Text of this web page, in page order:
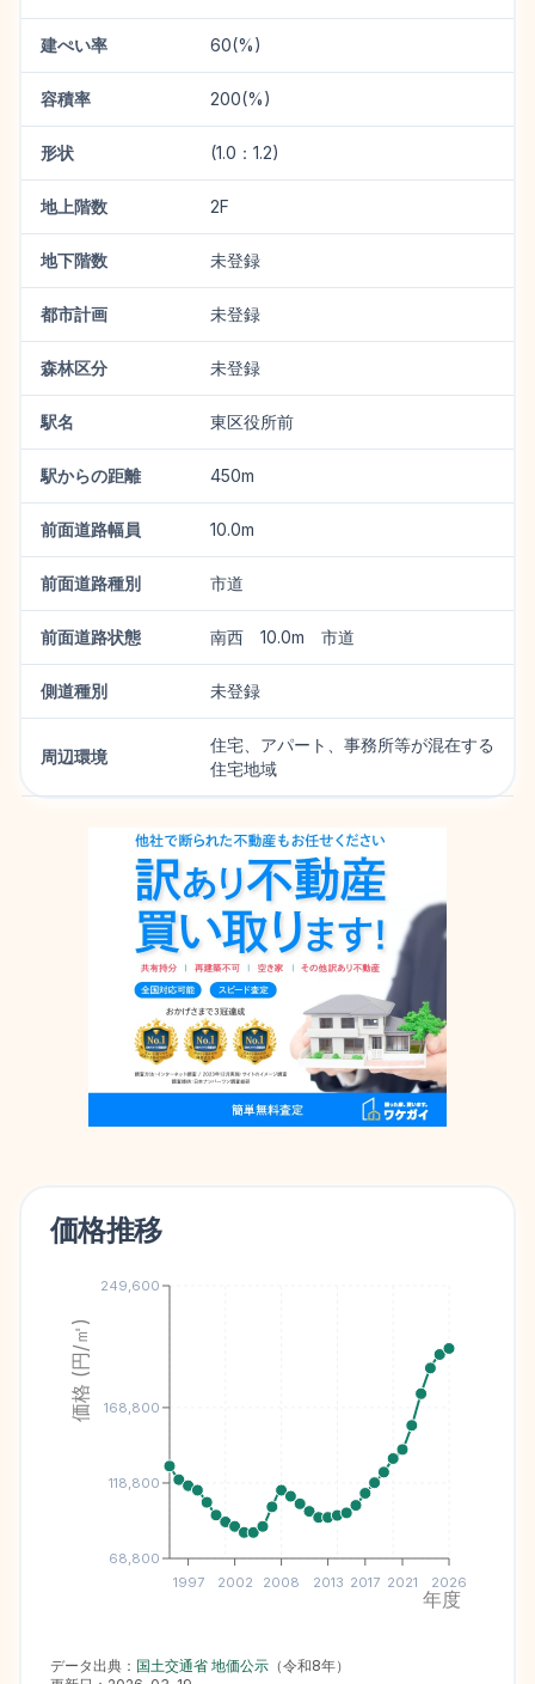
建ぺい率 60(%)
容積率 200(%)
形状 (1.0：1.2)
地上階数 2F
地下階数 未登録
都市計画 未登録
森林区分 未登録
駅名 東区役所前
駅からの距離 450m
前面道路幅員 10.0m
前面道路種別 市道
前面道路状態 南西 10.0m 市道
側道種別 未登録
周辺環境
住宅、アパート、事務所等が混在する
住宅地域
価格推移
1997 2002 2008 2013 2017 2021 2026
年度
68,800
118,800
168,800
249,600
価格 (円/㎡)
データ出典： 国土交通省 地価公示 （令和8年）